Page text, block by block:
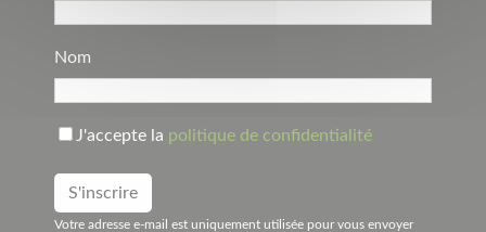
Nom
J'accepte la politique de confidentialité
Votre adresse e-mail est uniquement utilisée pour vous envoyer